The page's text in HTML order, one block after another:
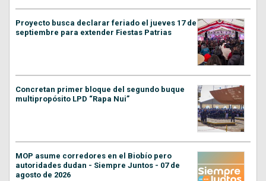
Proyecto busca declarar feriado el jueves 17 de
septiembre para extender Fiestas Patrias
Concretan primer bloque del segundo buque
multipropósito LPD “Rapa Nui”
MOP asume corredores en el Biobío pero
autoridades dudan - Siempre Juntos - 07 de
agosto de 2026